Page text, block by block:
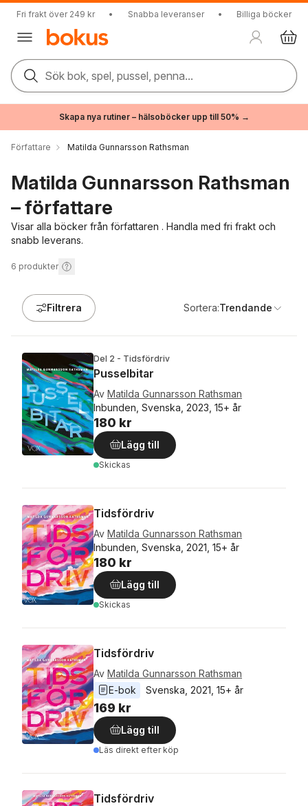
Fri frakt över 249 kr • Snabba leveranser • Billiga böcker
Sök bok, spel, pussel, penna...
Skapa nya rutiner – hälsoböcker upp till 50% →
Författare Matilda Gunnarsson Rathsman
Matilda Gunnarsson Rathsman
– författare
Visar alla böcker från författaren . Handla med fri frakt och
snabb leverans.
6 produkter
Filtrera Sortera:Trendande
Del 2 - Tidsfördriv
Pusselbitar
Av Matilda Gunnarsson Rathsman
Inbunden, Svenska, 2023, 15+ år
180 kr
Lägg till
Skickas
Tidsfördriv
Av Matilda Gunnarsson Rathsman
Inbunden, Svenska, 2021, 15+ år
180 kr
Lägg till
Skickas
Tidsfördriv
Av Matilda Gunnarsson Rathsman
E-bok
Svenska 2021 15+ år
169 kr
Lägg till
Läs direkt efter köp
Tidsfördriv